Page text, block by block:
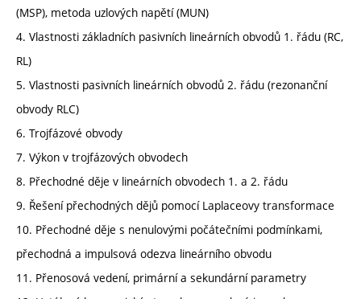
(MSP), metoda uzlových napětí (MUN)
4. Vlastnosti základních pasivních lineárních obvodů 1. řádu (RC,
RL)
5. Vlastnosti pasivních lineárních obvodů 2. řádu (rezonanční
obvody RLC)
6. Trojfázové obvody
7. Výkon v trojfázových obvodech
8. Přechodné děje v lineárních obvodech 1. a 2. řádu
9. Řešení přechodných dějů pomocí Laplaceovy transformace
10. Přechodné děje s nenulovými počátečními podmínkami,
přechodná a impulsová odezva lineárního obvodu
11. Přenosová vedení, primární a sekundární parametry